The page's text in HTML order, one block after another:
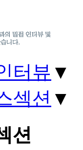
터뷰 ▼
섹션 ▼
션